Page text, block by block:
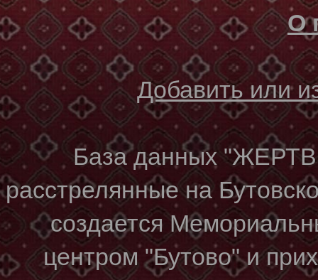
О
Добавить или
База данных
расстрелянные на
создается
центром "Бутово" и